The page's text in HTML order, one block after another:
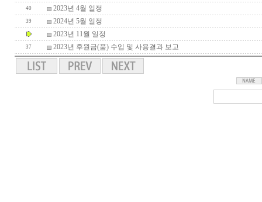
40 2023년 4월 일정
39
2024년 5월 일정
2023년 11월 일정
37 2023년 후원금(품) 수입 및 사용결과 보고